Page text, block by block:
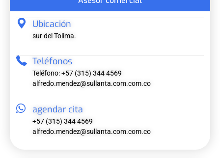
Ubicación
sur del Tolima.
Teléfonos
Teléfono: +57 (315) 344 4569
alfredo.mendez@sullanta.com.com.co
agendar cita
+57 (315) 344 4569
alfredo.mendez@sullanta.com.com.co